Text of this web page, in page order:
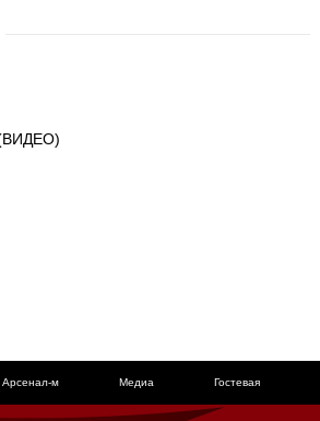
(ВИДЕО)
Арсенал-м Медиа Гостевая